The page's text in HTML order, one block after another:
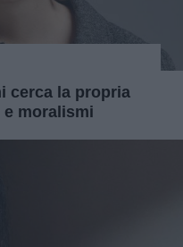
cerca la propria
moralismi